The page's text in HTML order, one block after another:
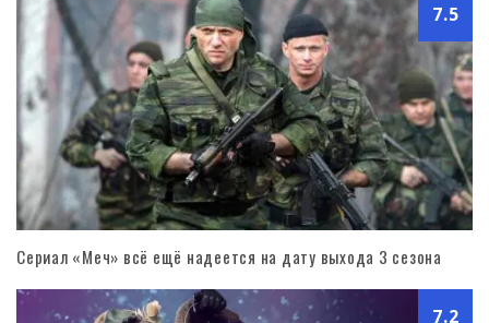
7.5
Сериал «Меч» всё ещё надеется на дату выхода 3 сезона
7.2